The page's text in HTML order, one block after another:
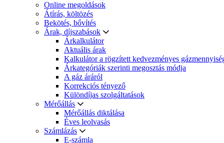
Online megoldások
Átírás, költözés
Bekötés, bővítés
Árak, díjszabások
Árkalkulátor
Aktuális árak
Kalkulátor a rögzített kedvezményes
Árkategóriák szerinti megosztás módja
A gáz áráról
Korrekciós tényező
Különdíjas szolgáltatások
Mérőállás
Mérőállás diktálása
Éves leolvasás
Számlázás
E-számla